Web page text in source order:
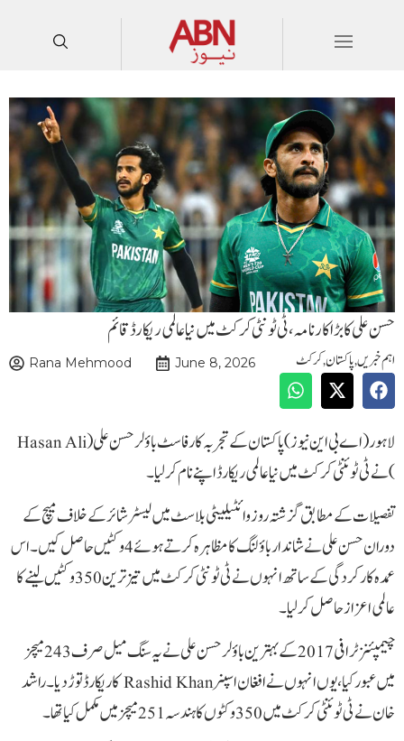
حسن علی کا بڑا کارنامہ، ٹی ٹونٹی کرکٹ میں نیا عالمی ریکارڈ قائم
اہم خبریں,پاکستان,کرکٹ Rana Mehmood June 8, 2026
لاہور ( اے بی این نیوز)‌پاکستان کے تجربہ کار فاسٹ باؤلر حسن علی (Hasan Ali
)نے ٹی ٹوئنٹی کرکٹ میں نیا عالمی ریکارڈ اپنے نام کر لیا۔
تفصیلات کے مطابق گزشتہ روز وائٹیلیٹی بلاسٹ میں لیسٹر شائر کے خلاف میچ کے
دوران حسن علی نے شاندار باؤلنگ کا مظاہرہ کرتے ہوئے 4 وکٹیں حاصل کیں۔ اس
عمدہ کارکردگی کے ساتھ انہوں نے ٹی ٹونٹی کرکٹ میں تیز ترین 350 وکٹیں لینے کا
عالمی اعزاز حاصل کر لیا۔
چیمپئنز ٹرافی 2017 کے بہترین باؤلر حسن علی نے یہ سنگ میل صرف 243 میچز
میں عبور کیا، یوں انہوں نے افغان اسپنر Rashid Khan کا ریکارڈ توڑ دیا۔ راشد
خان نے ٹی ٹوئنٹی کرکٹ میں 350 وکٹوں کا ہندسہ 251 میچز میں مکمل کیا تھا۔